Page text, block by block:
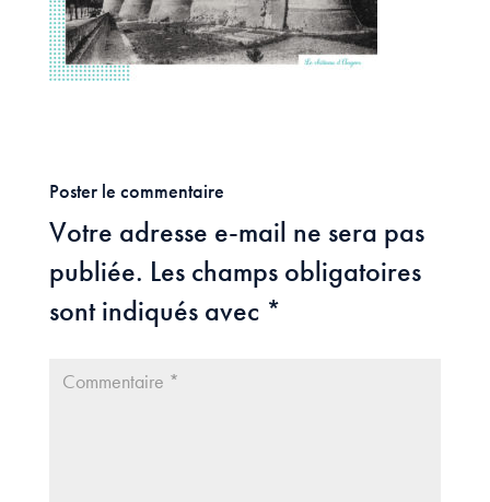
Poster le commentaire
Votre adresse e-mail ne sera pas
publiée. Les champs obligatoires
sont indiqués avec *